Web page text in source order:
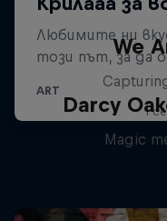
We
1
Darcy
Magic